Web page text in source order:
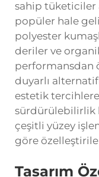
sahip tüketiciler
popüler hale
polyester
deriler ve
performansdan
duyarlı
estetik
sürdürülebilirlik
çeşitli yüzey
göre
Tasarım